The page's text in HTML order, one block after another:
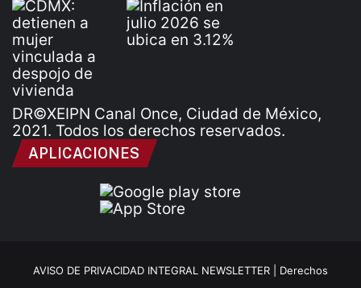
DR©XEIPN Canal Once, Ciudad de México,
2021. Todos los derechos reservados.
APLICACIONES
AVISO DE PRIVACIDAD INTEGRAL NEWSLETTER | Derechos